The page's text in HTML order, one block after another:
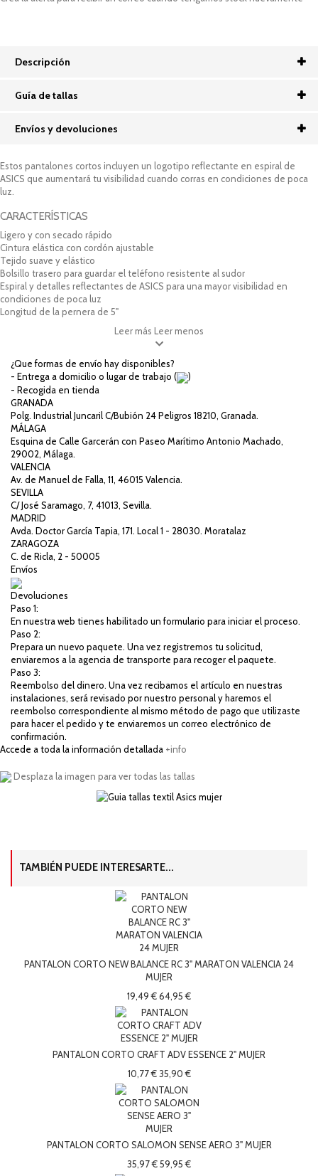
Descripción
Guía de tallas
Envíos y devoluciones
Estos pantalones cortos incluyen un logotipo reflectante en espiral de
ASICS que aumentará tu visibilidad cuando corras en condiciones de poca
luz.
CARACTERÍSTICAS
Ligero y con secado rápido
Cintura elástica con cordón ajustable
Tejido suave y elástico
Bolsillo trasero para guardar el teléfono resistente al sudor
Espiral y detalles reflectantes de ASICS para una mayor visibilidad en
condiciones de poca luz
Longitud de la pernera de 5"
Leer más Leer menos
¿Que formas de envío hay disponibles?
- Entrega a domicilio o lugar de trabajo (
)
- Recogida en tienda
GRANADA
Polg. Industrial Juncaril C/Bubión 24 Peligros 18210, Granada.
MÁLAGA
Esquina de Calle Garcerán con Paseo Marítimo Antonio Machado,
29002, Málaga.
VALENCIA
Av. de Manuel de Falla, 11, 46015 Valencia.
SEVILLA
C/ José Saramago, 7, 41013, Sevilla.
MADRID
Avda. Doctor García Tapia, 171. Local 1 - 28030. Moratalaz
ZARAGOZA
C. de Ricla, 2 - 50005
Envíos
Devoluciones
Paso 1:
En nuestra web tienes habilitado un formulario para iniciar el proceso.
Paso 2:
Prepara un nuevo paquete. Una vez registremos tu solicitud,
enviaremos a la agencia de transporte para recoger el paquete.
Paso 3:
Reembolso del dinero. Una vez recibamos el artículo en nuestras
instalaciones, será revisado por nuestro personal y haremos el
reembolso correspondiente al mismo método de pago que utilizaste
para hacer el pedido y te enviaremos un correo electrónico de
confirmación.
Accede a toda la información detallada +info
Desplaza la imagen para ver todas las tallas
TAMBIÉN PUEDE INTERESARTE...
PANTALON CORTO NEW BALANCE RC 3" MARATON VALENCIA 24
MUJER
19,49 €64,95 €
PANTALON CORTO CRAFT ADV ESSENCE 2" MUJER
10,77 € 35,90 €
PANTALON CORTO SALOMON SENSE AERO 3" MUJER
35,97 €59,95 €